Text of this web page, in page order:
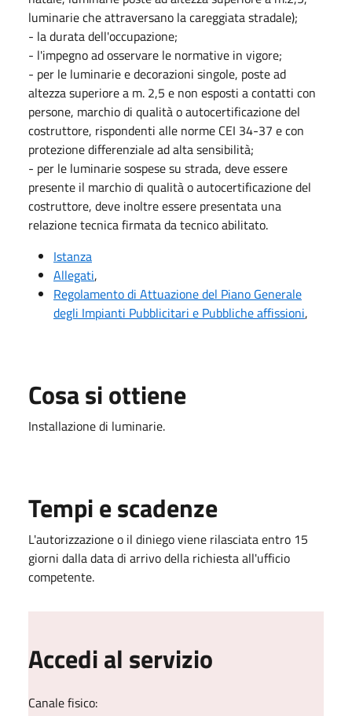
luminarie che attraversano la careggiata stradale);
- la durata dell'occupazione;
- l'impegno ad osservare le normative in vigore;
- per le luminarie e decorazioni singole, poste ad
altezza superiore a m. 2,5 e non esposti a contatti con
persone, marchio di qualità o autocertificazione del
costruttore, rispondenti alle norme CEI 34-37 e con
protezione differenziale ad alta sensibilità;
- per le luminarie sospese su strada, deve essere
presente il marchio di qualità o autocertificazione del
costruttore, deve inoltre essere presentata una
relazione tecnica firmata da tecnico abilitato.
Istanza
Allegati,
Regolamento di Attuazione del Piano Generale
degli Impianti Pubblicitari e Pubbliche affissioni,
Cosa si ottiene
Installazione di luminarie.
Tempi e scadenze
L'autorizzazione o il diniego viene rilasciata entro 15
giorni dalla data di arrivo della richiesta all'ufficio
competente.
Accedi al servizio
Canale fisico: